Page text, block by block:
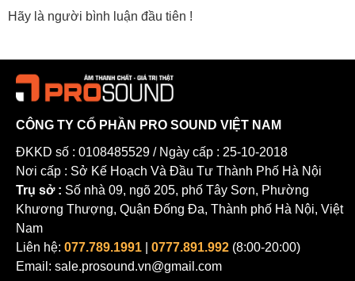
Hãy là người bình luận đầu tiên !
CÔNG TY CỔ PHẦN PRO SOUND VIỆT NAM
ĐKKD số : 0108485529 / Ngày cấp : 25-10-2018
Nơi cấp : Sở Kế Hoạch Và Đầu Tư Thành Phố Hà Nội
Trụ sở : Số nhà 09, ngõ 205, phố Tây Sơn, Phường
Khương Thượng, Quận Đống Đa, Thành phố Hà Nội, Việt
Nam
Liên hệ: 077.789.1991 0777.891.992 (8:00-20:00)
Email: sale.prosound.vn@gmail.com